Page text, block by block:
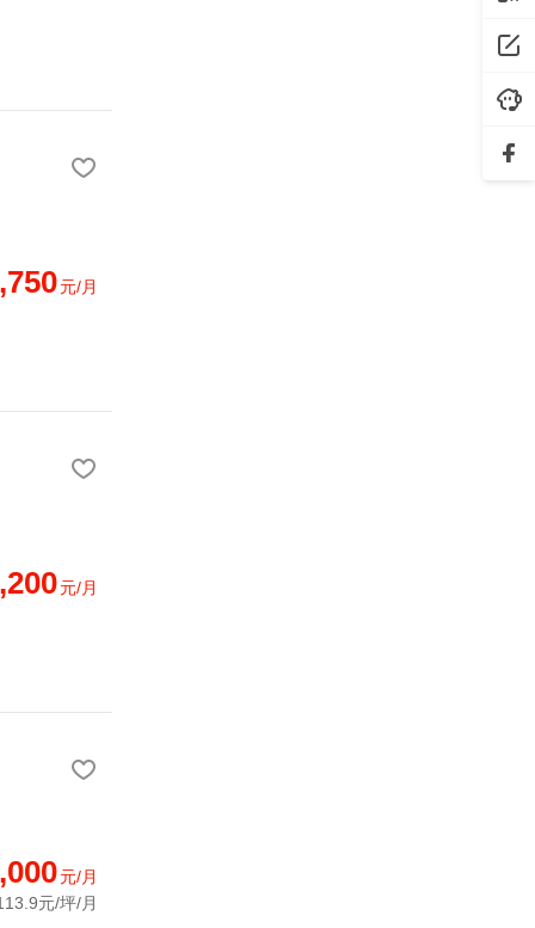
元/月
元/月
元/月
元/坪/月